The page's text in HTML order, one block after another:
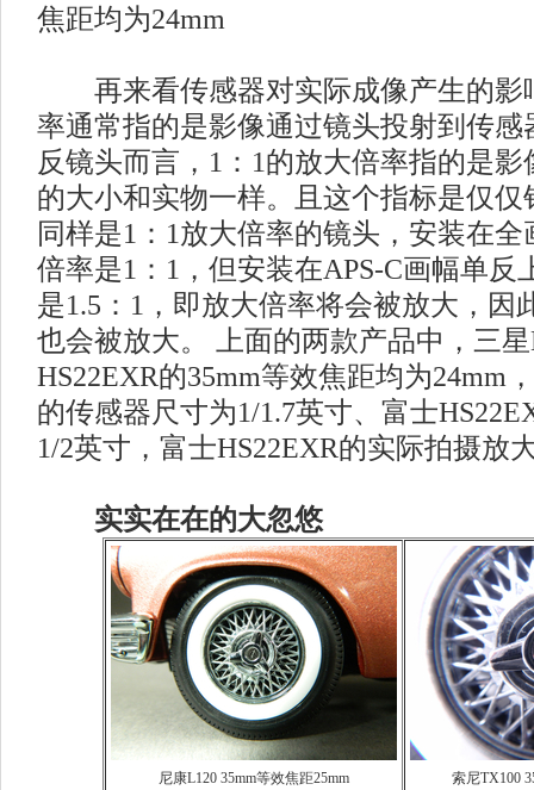
焦距均为24mm
再来看传感器对实际成像产生的影
率通常指的是影像通过镜头投射到传感
反镜头而言，1：1的放大倍率指的是
的大小和实物一样。且这个指标是仅仅
同样是1：1放大倍率的镜头，安装在
倍率是1：1，但安装在APS-C画幅单反
是1.5：1，即放大倍率将会被放大，因
也会被放大。 上面的两款产品中，三
HS22EXR的35mm等效焦距均为24mm
的传感器尺寸为1/1.7英寸、富士
1/2英寸，富士HS22EXR的实际拍摄放
实实在在的大忽悠
尼康L120 35mm等效焦距25mm 索尼TX100